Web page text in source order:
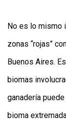
No es lo mismo
zonas “rojas”
Buenos Aires.
biomas
ganadería
bioma